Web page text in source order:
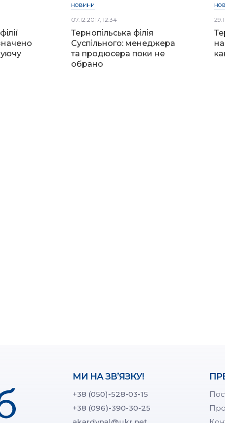
НОВИНИ
07.12.2017, 12:34
Тернопільська філія
Суспільного: менеджера
та продюсера поки не
обрано
МИ НА ЗВ’ЯЗКУ!
+38 (050)-528-03-15
+38 (096)-390-30-25